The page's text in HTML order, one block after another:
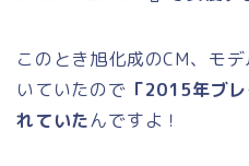
このとき旭化成のCM、モ
いていたので 「2015年ブ
れていたんですよ！